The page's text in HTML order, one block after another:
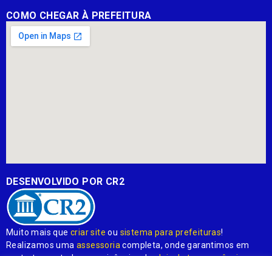
COMO CHEGAR À PREFEITURA
DESENVOLVIDO POR CR2
Muito mais quecriar site ou sistema para prefeituras!
Realizamos umaassessoria completa, onde garantimos em